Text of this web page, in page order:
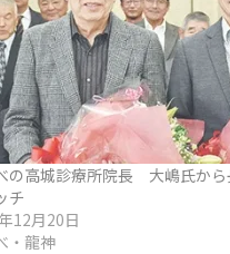
の高城診療所院長 大嶋氏から
チ
12月20日
・龍神